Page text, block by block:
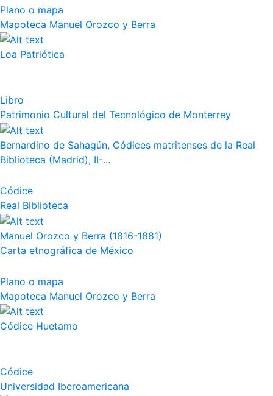
Plano o mapa
Mapoteca Manuel Orozco y Berra
Loa Patriótica
Libro
Patrimonio Cultural del Tecnológico de Monterrey
Bernardino de Sahagún, Códices matritenses de la Real
Biblioteca (Madrid), II-...
Códice
Real Biblioteca
Manuel Orozco y Berra (1816-1881)
Carta etnográfica de México
Plano o mapa
Mapoteca Manuel Orozco y Berra
Códice Huetamo
Códice
Universidad Iberoamericana